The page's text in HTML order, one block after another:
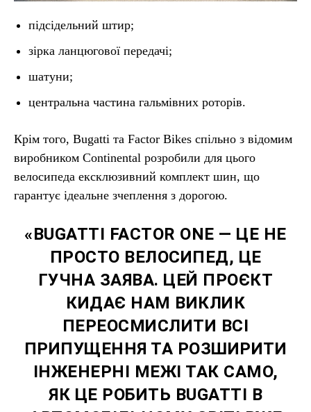
підсідельний штир;
зірка ланцюгової передачі;
шатуни;
центральна частина гальмівних роторів.
Крім того, Bugatti та Factor Bikes спільно з відомим
виробником Continental розробили для цього
велосипеда ексклюзивний комплект шин, що
гарантує ідеальне зчеплення з дорогою.
«BUGATTI FACTOR ONE — ЦЕ НЕ
ПРОСТО ВЕЛОСИПЕД, ЦЕ
ГУЧНА ЗАЯВА. ЦЕЙ ПРОЄКТ
КИДАЄ НАМ ВИКЛИК
ПЕРЕОСМИСЛИТИ ВСІ
ПРИПУЩЕННЯ ТА РОЗШИРИТИ
ІНЖЕНЕРНІ МЕЖІ ТАК САМО,
ЯК ЦЕ РОБИТЬ BUGATTI В